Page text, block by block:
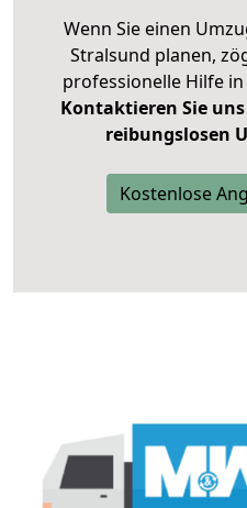
Wenn Sie einen
Stralsund planen,
professionelle Hilfe
Kontaktieren Sie
reibungslosen
Kostenlose